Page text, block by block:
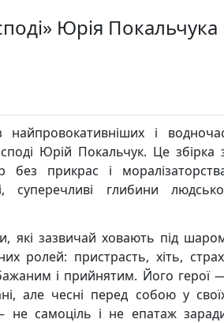
Юрія Покальчука
і
Юрій Покальчук. Це збірка
прикрас і
глибини
які зазвичай ховають під
ролей: пристрасть, хіть,
і прийнятим. Його герої
але чесні перед собою у
самоціль і не епатаж